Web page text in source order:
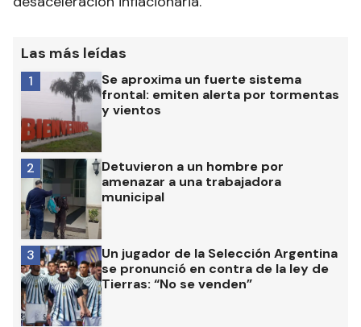
Las más leídas
Se aproxima un fuerte sistema
frontal: emiten alerta por tormentas
y vientos
1
Detuvieron a un hombre por
amenazar a una trabajadora
municipal
2
Un jugador de la Selección Argentina
se pronunció en contra de la ley de
Tierras: “No se venden”
3